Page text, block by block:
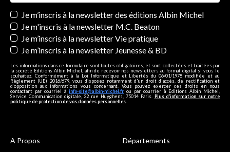
Newsletters
Je m’inscris à la newsletter des éditions Albin Michel
Je m'inscris à la newsletter M.C. Beaton
Je m’inscris à la newsletter Vie pratique
Je m’inscris à la newsletter Jeunesse & BD
Les informations dans ce formulaire sont toutes obligatoires, et sont collectées et traitées par
la société Editions Albin Michel, afin de recevoir nos newsletters au format digital si vous le
souhaitez. Conformément à la Loi Informatique et Libertés du 06/01/1978 modifiée et au
Règlement (UE) 2016/679, vous disposez notamment d'un droit d'accès, de rectification et
d’opposition aux informations vous concernant. Vous pouvez exercer ces droits en nous
contactant par courriel à info-site@albin-michel.fr ou par courrier à Editions Albin Michel,
Service Communication digitale, 22 rue Huyghens, 75014 Paris. Plus d’information sur notre
politique de protection de vos données personnelles
A Propos Départements